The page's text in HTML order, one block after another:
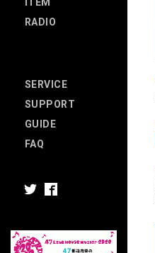
RADIO
SERVICE
SUPPORT
GUIDE
FAQ